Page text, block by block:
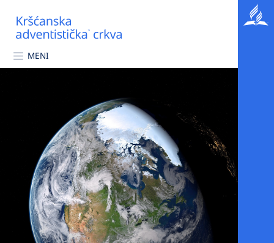
MENI